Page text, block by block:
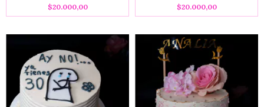
$20.000,00
$20.000,00